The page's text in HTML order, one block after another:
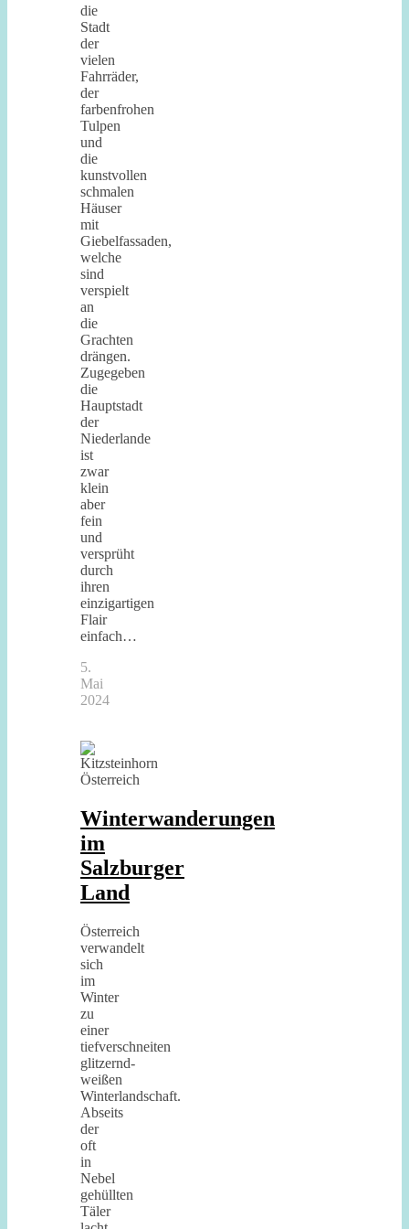
die
Stadt
der
vielen
Fahrräder,
der
farbenfrohen
Tulpen
und
die
kunstvollen
schmalen
Häuser
mit
Giebelfassaden,
welche
sind
verspielt
an
die
Grachten
drängen.
Zugegeben
die
Hauptstadt
der
Niederlande
ist
zwar
klein
aber
fein
und
versprüht
durch
ihren
einzigartigen
Flair
einfach…
5.
Mai
2024
Winterwanderungen
im
Salzburger
Land
Österreich
verwandelt
sich
im
Winter
zu
einer
tiefverschneiten
glitzernd-
weißen
Winterlandschaft.
Abseits
der
oft
in
Nebel
gehüllten
Täler